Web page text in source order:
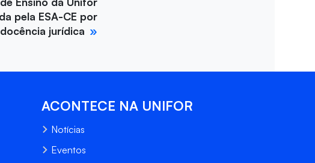
pela ESA-CE por
jurídica
ACONTECE NA UNIFOR
Notícias
Eventos